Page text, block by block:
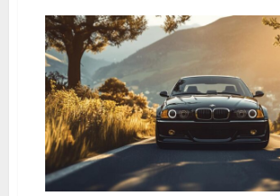
La
voiture
la
rapide
GTA
5
:
Guide
ultime
pour
dominer
Los